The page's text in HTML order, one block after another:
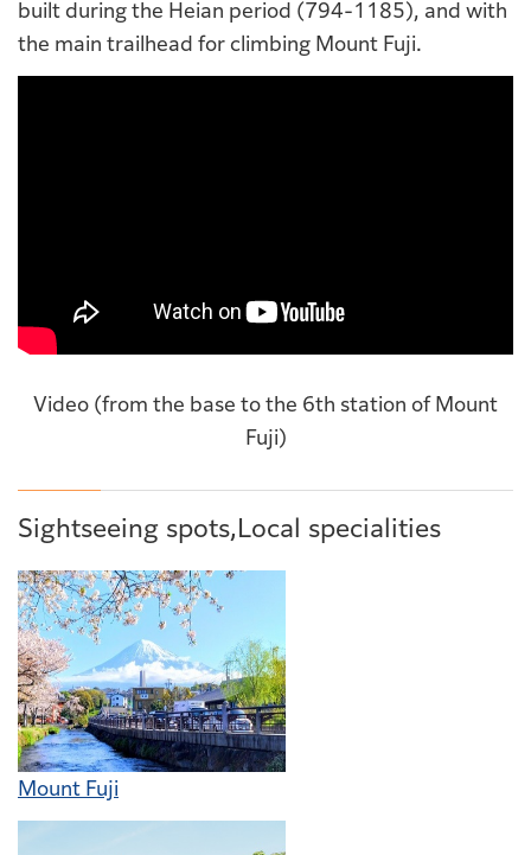
built during the Heian period (794-1185), and with
the main trailhead for climbing Mount Fuji.
Video (from the base to the 6th station of Mount
Fuji)
Sightseeing spots,Local specialities
Mount Fuji